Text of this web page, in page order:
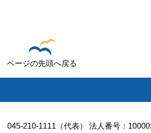
ページの先頭へ戻る
045-210-1111（代表） 法人番号：